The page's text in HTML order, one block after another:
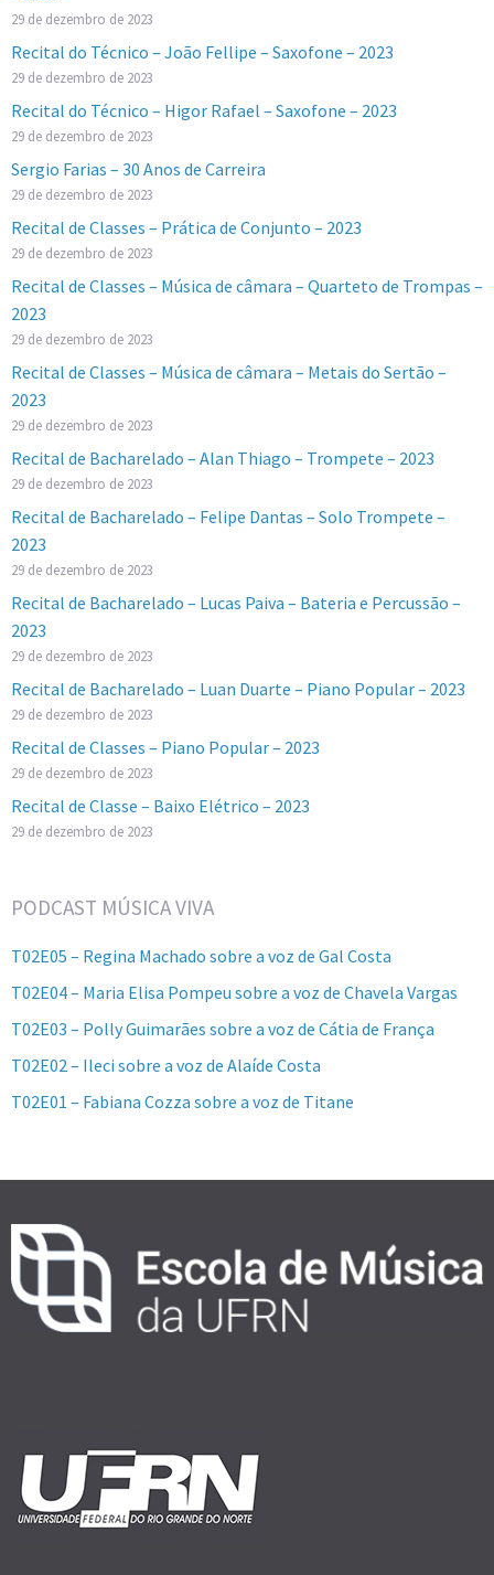
29 de dezembro de 2023
Recital do Técnico – João Fellipe – Saxofone – 2023
29 de dezembro de 2023
Recital do Técnico – Higor Rafael – Saxofone – 2023
29 de dezembro de 2023
Sergio Farias – 30 Anos de Carreira
29 de dezembro de 2023
Recital de Classes – Prática de Conjunto – 2023
29 de dezembro de 2023
Recital de Classes – Música de câmara – Quarteto de Trompas –
2023
29 de dezembro de 2023
Recital de Classes – Música de câmara – Metais do Sertão –
2023
29 de dezembro de 2023
Recital de Bacharelado – Alan Thiago – Trompete – 2023
29 de dezembro de 2023
Recital de Bacharelado – Felipe Dantas – Solo Trompete –
2023
29 de dezembro de 2023
Recital de Bacharelado – Lucas Paiva – Bateria e Percussão –
2023
29 de dezembro de 2023
Recital de Bacharelado – Luan Duarte – Piano Popular – 2023
29 de dezembro de 2023
Recital de Classes – Piano Popular – 2023
29 de dezembro de 2023
Recital de Classe – Baixo Elétrico – 2023
29 de dezembro de 2023
PODCAST MÚSICA VIVA
T02E05 – Regina Machado sobre a voz de Gal Costa
T02E04 – Maria Elisa Pompeu sobre a voz de Chavela Vargas
T02E03 – Polly Guimarães sobre a voz de Cátia de França
T02E02 – Ileci sobre a voz de Alaíde Costa
T02E01 – Fabiana Cozza sobre a voz de Titane